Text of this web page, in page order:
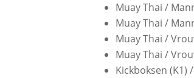
Muay Thai /
Muay Thai /
Muay Thai /
Muay Thai /
Kickboksen (K1)